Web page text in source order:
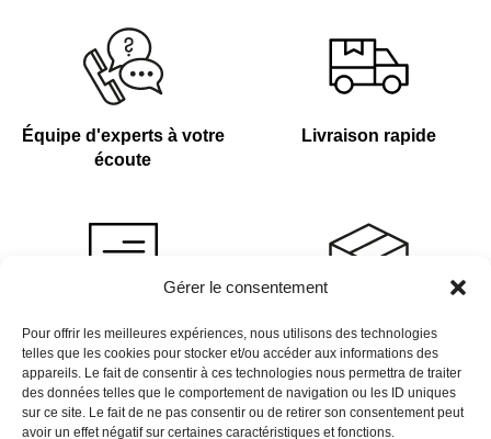
Gérer le consentement
Pour offrir les meilleures expériences, nous utilisons des technologies
telles que les cookies pour stocker et/ou accéder aux informations des
appareils. Le fait de consentir à ces technologies nous permettra de traiter
des données telles que le comportement de navigation ou les ID uniques
sur ce site. Le fait de ne pas consentir ou de retirer son consentement peut
avoir un effet négatif sur certaines caractéristiques et fonctions.
Équipe d'experts à votre
écoute
Livraison rapide
Devis sur demande
Plus de 4 000 références
en stock